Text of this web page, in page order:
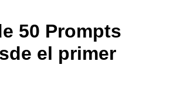
50 Prompts
el primer